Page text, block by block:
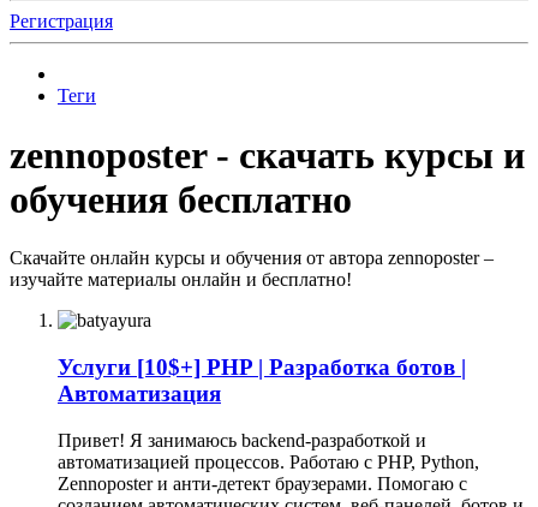
Регистрация
Теги
zennoposter - скачать курсы и
обучения бесплатно
Скачайте онлайн курсы и обучения от автора zennoposter –
изучайте материалы онлайн и бесплатно!
Услуги [10$+] PHP | Разработка ботов |
Автоматизация
Привет! Я занимаюсь backend-разработкой и
автоматизацией процессов. Работаю с PHP, Python,
Zennoposter и анти-детект браузерами. Помогаю с